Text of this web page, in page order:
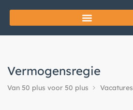
Vermogensregie
Van 50 plus voor 50 plus Vacatures